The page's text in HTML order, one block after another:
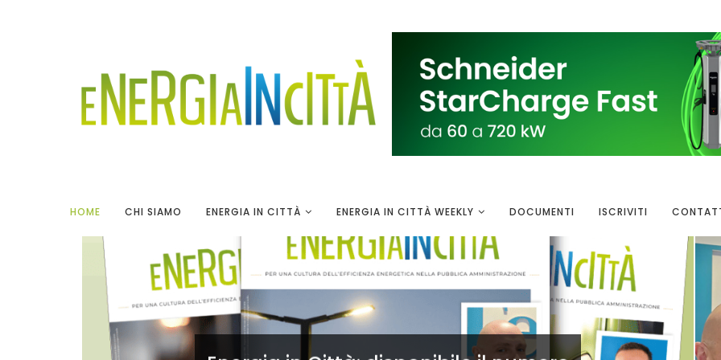
HOME CHI SIAMO ENERGIA IN CITTÀ ENERGIA IN CITTÀ WEEKLY DOCUMENTI ISCRIVITI